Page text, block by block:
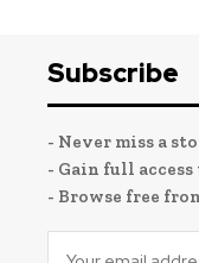
Subscribe
- Never miss a
- Gain full
- Browse free